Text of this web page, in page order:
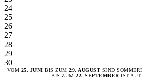
24
25
26
27
28
29
30
VOM 25. JUNI BIS ZUM 29. AUGUST SIND
BIS ZUM22. SEPTEMBER IST